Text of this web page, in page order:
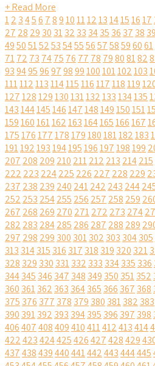
+ Read More
12 3456 7891011121314151617
27 28 29 30 3132 33 3435 36 37 38 39
49505152535455565758596061
7172 73 7475 76 77 78 79808182
93949596979899100101102103
111112113114115116117118119
127128129130131132133134135
143144145146147148149150151
159160161162163164165166167
175176177178179180181182183
191192193194195196197198199
207 208 209 210 211212 213 214215
222 223 224225 226 227 228 229
237 238 239 240 241242 243 244
252 253 254255 256 257 258 259
267 268 269 270 271272 273 274
282 283 284285 286 287 288 289
297 298 299 300 301302 303 304305
313 314315 316 317 318 319 320 321
328 329 330 331332 333 334335 336
344345 346 347 348 349 350 351352
360 361362 363 364365 366 367 368
375 376 377 378 379 380 381382 383
390 391392 393 394395 396 397 398
406407408409410411412413414
422423424425426427428429
437438439440441442443444445